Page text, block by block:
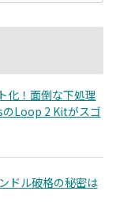
化！面倒な下処理
Loop 2 Kitがスゴ
ドル破格の秘密は